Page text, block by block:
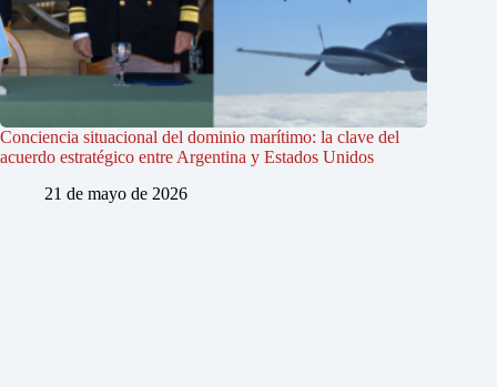
Conciencia situacional del dominio marítimo: la clave del
acuerdo estratégico entre Argentina y Estados Unidos
21 de mayo de 2026